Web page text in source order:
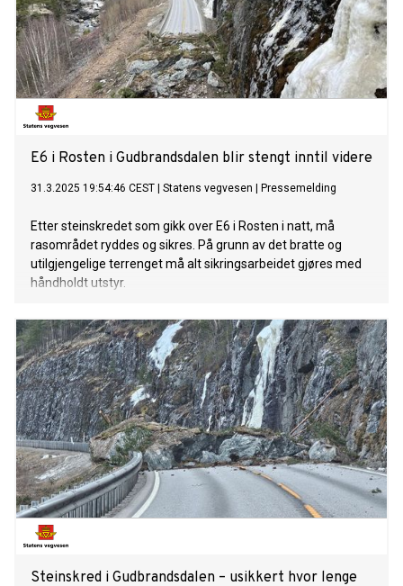
E6 i Rosten i Gudbrandsdalen blir stengt inntil videre
31.3.2025 19:54:46 CEST Statens vegvesen Pressemelding
Etter steinskredet som gikk over E6 i Rosten i natt, må
rasområdet ryddes og sikres. På grunn av det bratte og
utilgjengelige terrenget må alt sikringsarbeidet gjøres med
håndholdt utstyr.
Steinskred i Gudbrandsdalen – usikkert hvor lenge